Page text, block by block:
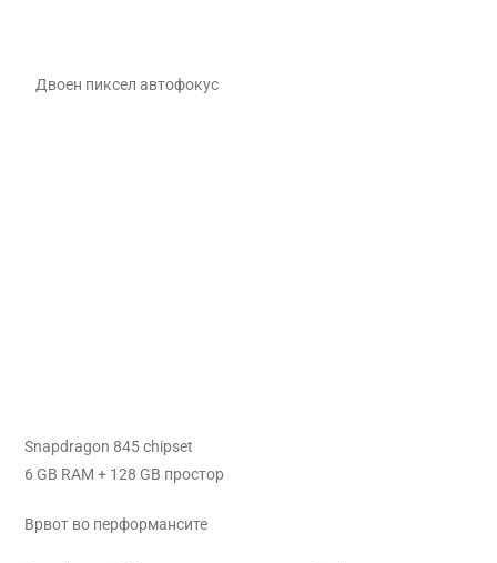
Двоен пиксел автофокус
Snapdragon 845 chipset
6 GB RAM + 128 GB простор
Врвот во перформансите